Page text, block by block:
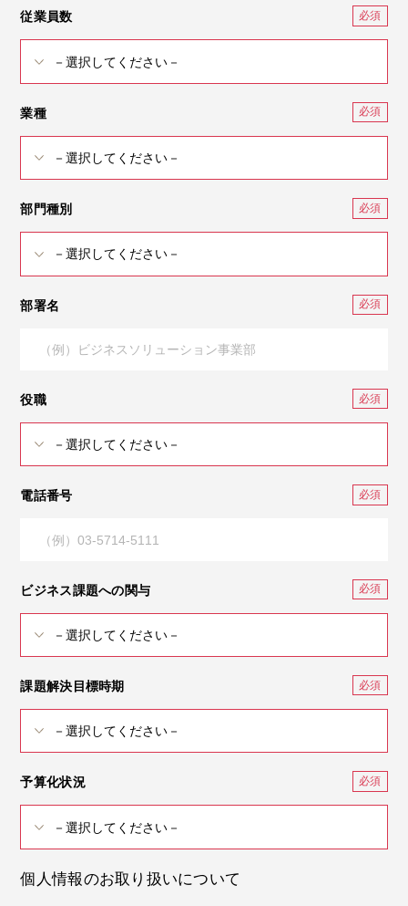
従業員数
業種
部門種別
部署名
役職
電話番号
ビジネス課題への関与
課題解決目標時期
予算化状況
個人情報のお取り扱いについて